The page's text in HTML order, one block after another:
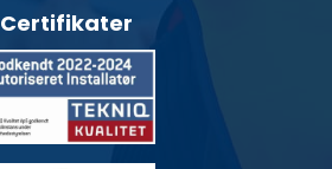
Certifikater